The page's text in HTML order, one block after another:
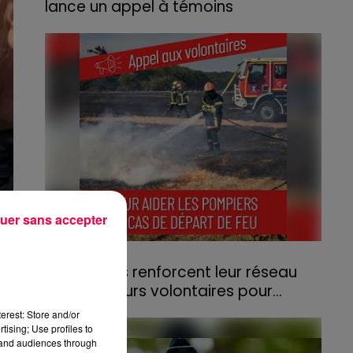
lance un appel à témoins
au quartier résidentiel, avait détruit deux
habitations et contraint à l'évacuation d'une
centaine de personnes.
Les Vosges renforcent leur réseau
d'agriculteurs volontaires pour...
Face à la sécheresse et aux risques de
départs de feu, la Chambre d'agriculture
des Vosges a lancé un appel aux
Store and/or
Use profiles to
audiences through
sans accepter